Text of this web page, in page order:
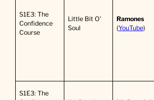
S1E3: The
Confidence
Course
Little Bit O’
Soul
Ramones
(YouTube)
S1E3: The